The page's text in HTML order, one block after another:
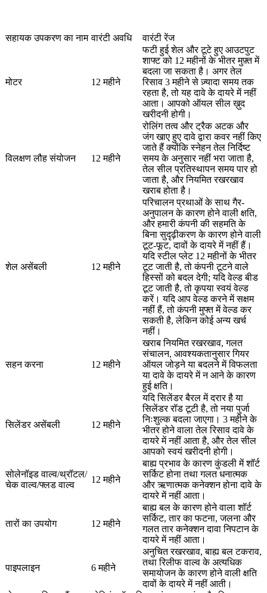
सहायक उपकरण का नाम वारंटी अवधि वारंटी रेंज
मोटर 12 महीने
फटी हुई शेल और टूटे हुए आउटपुट
शाफ्ट को 12 महीनों के भीतर मुफ़्त में
बदला जा सकता है। अगर तेल
रिसाव 3 महीने से ज़्यादा समय तक
रहता है, तो यह दावे के दायरे में नहीं
आता। आपको ऑयल सील ख़ुद
खरीदनी होगी।
विलक्षण लौह संयोजन 12 महीने
रोलिंग तत्व और ट्रैक अटक और
जंग खाए हुए दावे द्वारा कवर नहीं किए
जाते हैं क्योंकि स्नेहन तेल निर्दिष्ट
समय के अनुसार नहीं भरा जाता है,
तेल सील प्रतिस्थापन समय पार हो
जाता है, और नियमित रखरखाव
खराब होता है।
शेल असेंबली 12 महीने
परिचालन प्रथाओं के साथ गैर-
अनुपालन के कारण होने वाली क्षति,
और हमारी कंपनी की सहमति के
बिना सुदृढ़ीकरण के कारण होने वाली
टूट-फूट, दावों के दायरे में नहीं हैं।
यदि स्टील प्लेट 12 महीनों के भीतर
टूट जाती है, तो कंपनी टूटने वाले
हिस्सों को बदल देगी; यदि वेल्ड बीड
टूट जाती है, तो कृपया स्वयं वेल्ड
करें। यदि आप वेल्ड करने में सक्षम
नहीं हैं, तो कंपनी मुफ्त में वेल्ड कर
सकती है, लेकिन कोई अन्य खर्च
नहीं।
सहन करना 12 महीने
खराब नियमित रखरखाव, गलत
संचालन, आवश्यकतानुसार गियर
ऑयल जोड़ने या बदलने में विफलता
या दावे के दायरे में न आने के कारण
हुई क्षति।
सिलेंडर असेंबली 12 महीने
यदि सिलेंडर बैरल में दरार है या
सिलेंडर रॉड टूटी है, तो नया पुर्जा
निःशुल्क बदला जाएगा। 3 महीने के
भीतर होने वाला तेल रिसाव दावे के
दायरे में नहीं आता है, और तेल सील
आपको स्वयं खरीदनी होगी।
सोलेनॉइड वाल्व/थ्रॉटल/
चेक वाल्व/फ्लड वाल्व
12 महीने
बाह्य प्रभाव के कारण कुंडली में शॉर्ट
सर्किट होना तथा गलत धनात्मक
और ऋणात्मक कनेक्शन होना दावे के
दायरे में नहीं आता।
तारों का उपयोग 12 महीने
बाह्य बल के कारण होने वाला शॉर्ट
सर्किट, तार का फटना, जलना और
गलत तार कनेक्शन दावा निपटान के
दायरे में नहीं आता।
पाइपलाइन 6 महीने
अनुचित रखरखाव, बाह्य बल टकराव,
तथा रिलीफ वाल्व के अत्यधिक
समायोजन के कारण होने वाली क्षति
दावों के दायरे में नहीं आती।